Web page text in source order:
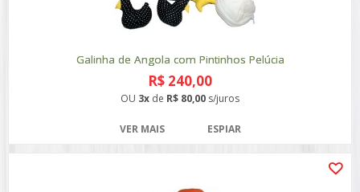
Galinha de Angola com Pintinhos Pelúcia
R$ 240,00
OU 3x de R$ 80,00 s/juros
VER MAIS ESPIAR